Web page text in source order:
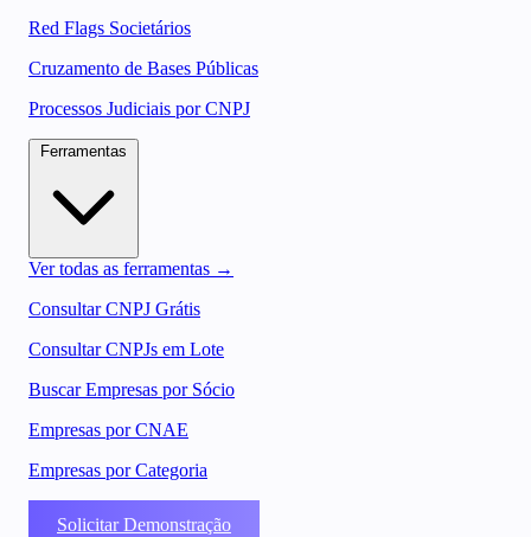
Red Flags Societários
Cruzamento de Bases Públicas
Processos Judiciais por CNPJ
Ver todas as ferramentas →
Consultar CNPJ Grátis
Consultar CNPJs em Lote
Buscar Empresas por Sócio
Empresas por CNAE
Empresas por Categoria
Solicitar Demonstração